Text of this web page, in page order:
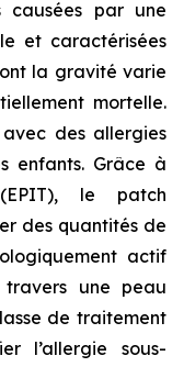
causées par une
et caractérisées
la gravité varie
mortelle.
avec des allergies
enfants. Grâce à
(EPIT), le patch
des quantités de
actif
une peau
de traitement
l’allergie sous-